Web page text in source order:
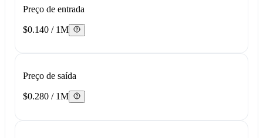
Preço de entrada
$0.140 / 1M
Preço de saída
$0.280 / 1M